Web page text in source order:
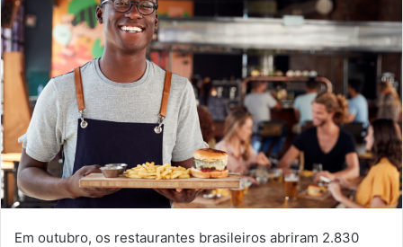
Em outubro, os restaurantes brasileiros abriram 2.830